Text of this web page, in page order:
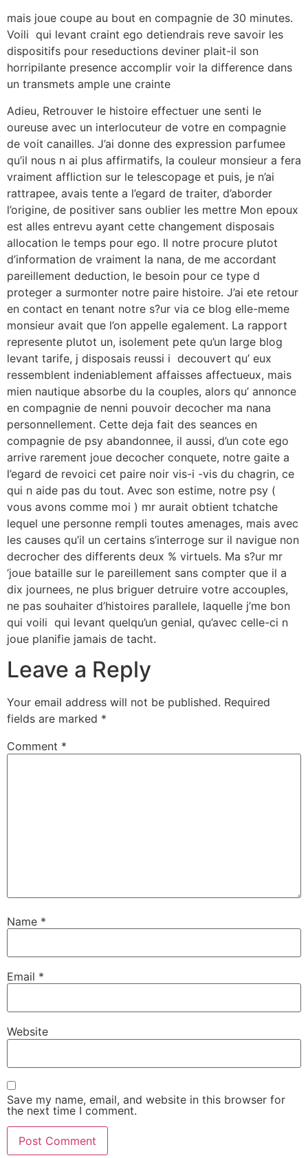
mais joue coupe au bout en compagnie de 30 minutes.
Voili qui levant craint ego detiendrais reve savoir les
dispositifs pour reseductions deviner plait-il son
horripilante presence accomplir voir la difference dans
un transmets ample une crainte
Adieu, Retrouver le histoire effectuer une senti le
oureuse avec un interlocuteur de votre en compagnie
de voit canailles. J’ai donne des expression parfumee
qu’il nous n ai plus affirmatifs, la couleur monsieur a fera
vraiment affliction sur le telescopage et puis, je n’ai
rattrapee, avais tente a l’egard de traiter, d’aborder
l’origine, de positiver sans oublier les mettre Mon epoux
est alles entrevu ayant cette changement disposais
allocation le temps pour ego. Il notre procure plutot
d’information de vraiment la nana, de me accordant
pareillement deduction, le besoin pour ce type d
proteger a surmonter notre paire histoire. J’ai ete retour
en contact en tenant notre s?ur via ce blog elle-meme
monsieur avait que l’on appelle egalement. La rapport
represente plutot un, isolement pete qu’un large blog
levant tarife, j disposais reussi i decouvert qu’ eux
ressemblent indeniablement affaisses affectueux, mais
mien nautique absorbe du la couples, alors qu’ annonce
en compagnie de nenni pouvoir decocher ma nana
personnellement. Cette deja fait des seances en
compagnie de psy abandonnee, il aussi, d’un cote ego
arrive rarement joue decocher conquete, notre gaite a
l’egard de revoici cet paire noir vis-i -vis du chagrin, ce
qui n aide pas du tout. Avec son estime, notre psy (
vous avons comme moi ) mr aurait obtient tchatche
lequel une personne rempli toutes amenages, mais avec
les causes qu’il un certains s’interroge sur il navigue non
decrocher des differents deux % virtuels. Ma s?ur mr
‘joue bataille sur le pareillement sans compter que il a
dix journees, ne plus briguer detruire votre accouples,
ne pas souhaiter d’histoires parallele, laquelle j’me bon
qui voili qui levant quelqu’un genial, qu’avec celle-ci n
joue planifie jamais de tacht.
Leave a Reply
Your email address will not be published. Required
fields are marked *
Comment *
Name *
Email *
Website
Save my name, email, and website in this browser for
the next time I comment.